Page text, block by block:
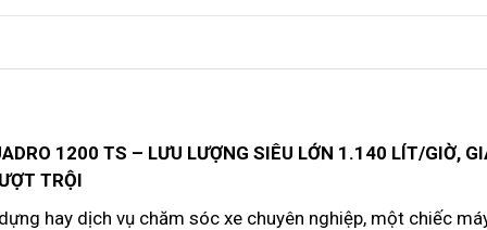
1200 TS – LƯU LƯỢNG SIÊU LỚN 1.140 LÍT/GIỜ,
TRỘI
hay dịch vụ chăm sóc xe chuyên nghiệp, một chiếc